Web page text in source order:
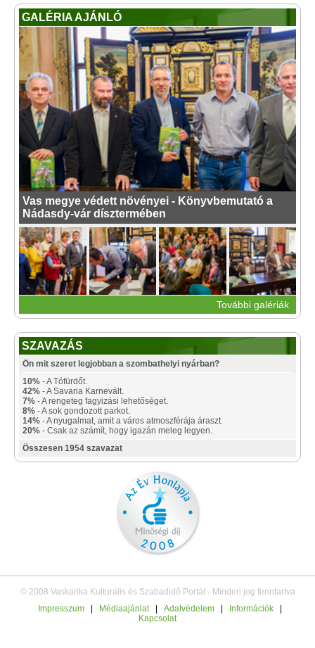
GALÉRIA AJÁNLÓ
Vas megye védett növényei - Könyvbemutató a
Nádasdy-vár dísztermében
További galériák
SZAVAZÁS
Ön mit szeret legjobban a szombathelyi nyárban?
10% - A Tófürdőt.
42% - A Savaria Karnevált.
7% - A rengeteg fagyizási lehetőséget.
8% - A sok gondozott parkot.
14% - A nyugalmat, amit a város atmoszférája áraszt.
20% - Csak az számít, hogy igazán meleg legyen.
Összesen 1954 szavazat
© 2008 Vaskarika Kulturális és Szabadidő Portál - Minden jog fenntartva
Impresszum
Médiaajánlat Adatvédelem Információk
Kapcsolat